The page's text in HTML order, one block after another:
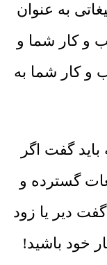
به عنوان
و کار شما و
کار شما به
باید گفت اگر
گسترده و
دیر یا زود
خود باشید!